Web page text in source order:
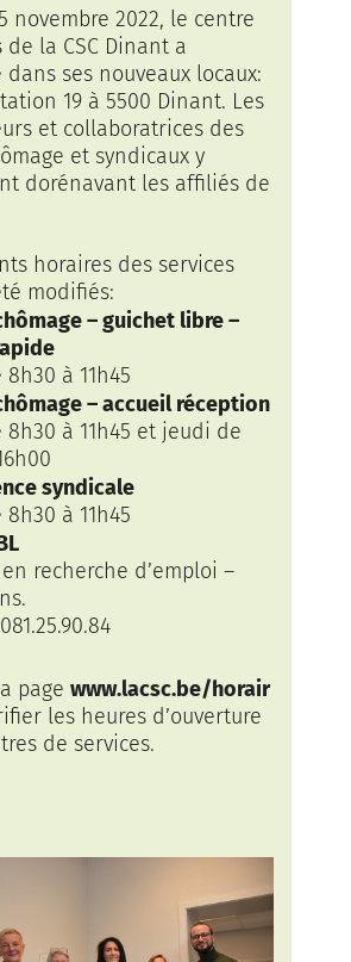
novembre 2022, le centre
de la CSC Dinant a
dans ses nouveaux locaux:
19 à 5500 Dinant. Les
et collaboratrices des
et syndicaux y
dorénavant les affiliés de
horaires des services
modifiés:
– guichet libre –
à 11h45
– accueil réception
8h30 à 11h45 et jeudi de
syndicale
à 11h45
recherche d’emploi –
page www.lacsc.be/horair
les heures d’ouverture
de services.